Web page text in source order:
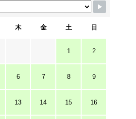
木 金 土 日
1 2
6 7 8 9
13 14 15 16